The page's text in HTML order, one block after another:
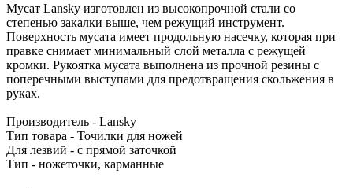
Мусат Lansky изготовлен из высокопрочной стали со
степенью закалки выше, чем режущий инструмент.
Поверхность мусата имеет продольную насечку, которая при
правке снимает минимальный слой металла с режущей
кромки. Рукоятка мусата выполнена из прочной резины с
поперечными выступами для предотвращения скольжения в
руках.
Производитель - Lansky
Тип товара - Точилки для ножей
Для лезвий - с прямой заточкой
Тип - ножеточки, карманные